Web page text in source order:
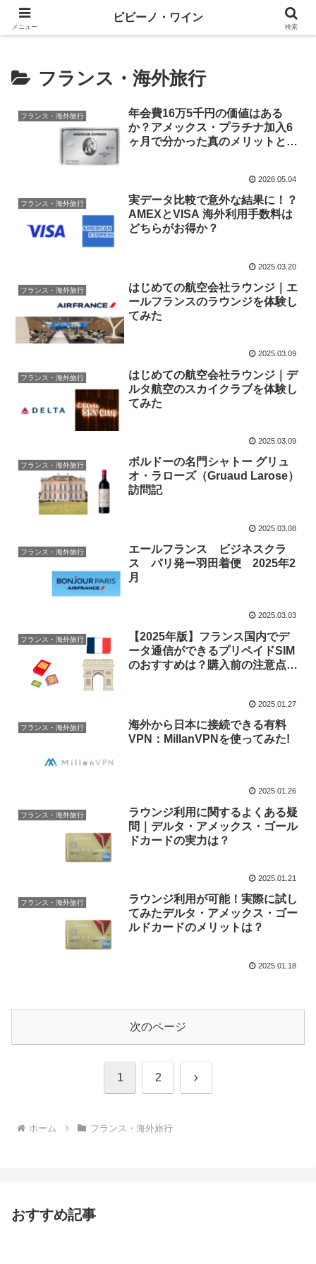
ワインとテックと、ときどきマネー
フランス・海外旅行
フランス・海外旅行
年会費16万5千円の価値はある
か？アメックス・プラチナ加入6
ヶ月で分かった真のメリットと
2026.05.04
フランス・海外旅行
実データ比較で意外な結果に！？
AMEXとVISA 海外利用手数料は
どちらがお得か？
2025.03.20
フランス・海外旅行
はじめての航空会社ラウンジ｜エ
ールフランスのラウンジを体験し
てみた
2025.03.09
フランス・海外旅行
はじめての航空会社ラウンジ｜デ
ルタ航空のスカイクラブを体験し
てみた
2025.03.09
フランス・海外旅行
ボルドーの名門シャトー グリュ
オ・ラローズ（Gruaud Larose）
訪問記
2025.03.08
フランス・海外旅行
エールフランス ビジネスクラ
ス パリ発ー羽田着便 2025年2
月
2025.03.03
フランス・海外旅行
【2025年版】フランス国内でデ
ータ通信ができるプリペイドSIM
のおすすめは？購入前の注意点も
2025.01.27
フランス・海外旅行
海外から日本に接続できる有料
VPN：MillanVPNを使ってみた!
2025.01.26
フランス・海外旅行
ラウンジ利用に関するよくある疑
問｜デルタ・アメックス・ゴール
ドカードの実力は？
2025.01.21
フランス・海外旅行
ラウンジ利用が可能！実際に試し
てみたデルタ・アメックス・ゴー
ルドカードのメリットは？
2025.01.18
次のページ
1 2 次
ホーム フランス・海外旅行
おすすめ記事
メニュー
ビビーノ・ワイン
検索